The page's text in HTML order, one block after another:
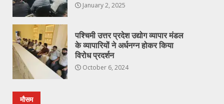
January 2, 2025
पश्चिमी उत्तर प्रदेश उद्योग व्यापार मंडल
के व्यापारियों ने अर्धनग्न होकर किया
विरोध प्रदर्शन
October 6, 2024
मौसम